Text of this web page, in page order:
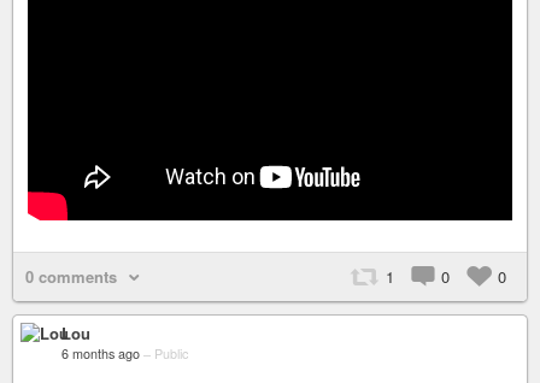
0 comments 1 0 0
Lou
6 months ago – Public